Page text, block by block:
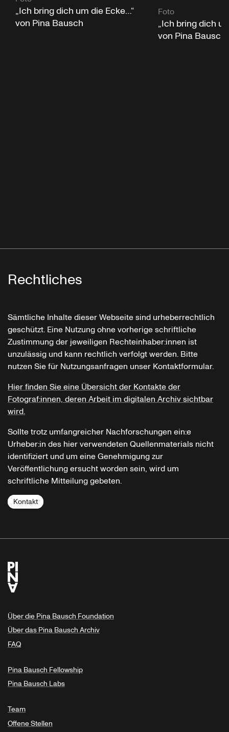
„Ich bring dich um die Ecke…“
von Pina Bausch
Foto
„Ich bring dich
von Pina Bausch
Rechtliches
Sämtliche Inhalte dieser Webseite sind urheberrechtlich
geschützt. Eine Nutzung ohne vorherige schriftliche
Zustimmung der jeweiligen Rechteinhaber:innen ist
unzulässig und kann rechtlich verfolgt werden. Bitte
nutzen Sie für Nutzungsanfragen unser Kontaktformular.
Hier finden Sie eine Übersicht der Kontakte der
Fotograf:innen, deren Arbeit im digitalen Archiv sichtbar
wird.
Sollte trotz umfangreicher Nachforschungen ein:e
Urheber:in des hier verwendeten Quellenmaterials nicht
identifiziert und um eine Genehmigung zur
Veröffentlichung ersucht worden sein, wird um
schriftliche Mitteilung gebeten.
Kontakt
Über die Pina Bausch Foundation
Über das Pina Bausch Archiv
FAQ
Pina Bausch Fellowship
Pina Bausch Labs
Team
Offene Stellen